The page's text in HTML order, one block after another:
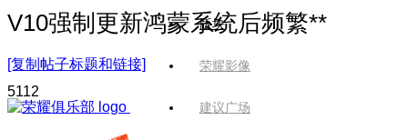
版块
荣耀影像
建议广场
V10强制更新鸿蒙系统后频繁**
[复制帖子标题和链接]
5112